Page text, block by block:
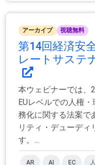
アーカイブ 視聴無料
第14回経済安
レートサステ
本ウェビナーでは、
EUレベルでの人権
務化に関する法案で
リティ・デューディ
す。...
AR AI EC